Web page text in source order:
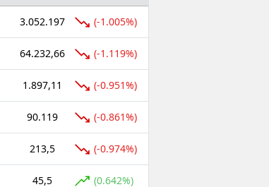
Isparta
Mersin
İstanbul
Kars
Kastamonu
Kayseri
3.052.197 (-1.005%)
64.232,66 (-1.119%)
1.897,11 (-0.951%)
90.119 (-0.861%)
213,5 (-0.974%)
45,5 (0.642%)